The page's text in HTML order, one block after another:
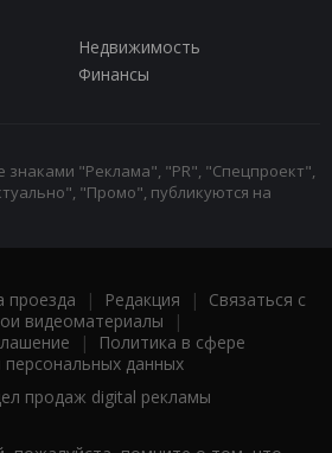
Недвижимость
Финансы
"Реклама", "PR", "Спецпроект",
"Промо", публикуются на
проезда | Редакция | Связаться с
видеоматериалы |
|
Политика в сфере
данных
продаж digital рекламы